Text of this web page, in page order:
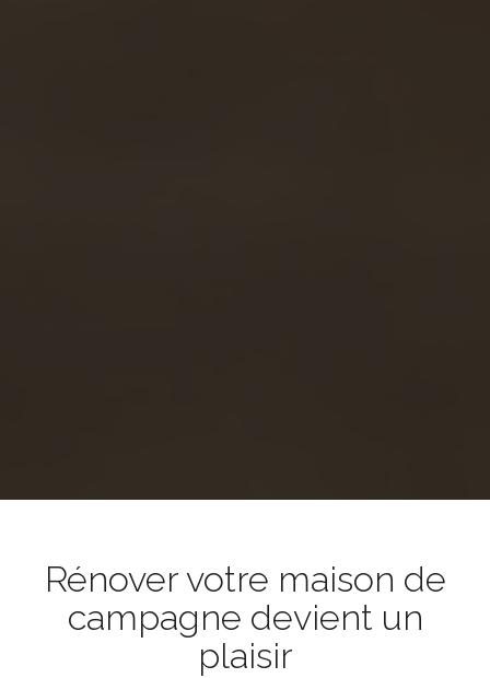
Rénover votre maison de
campagne devient un
plaisir